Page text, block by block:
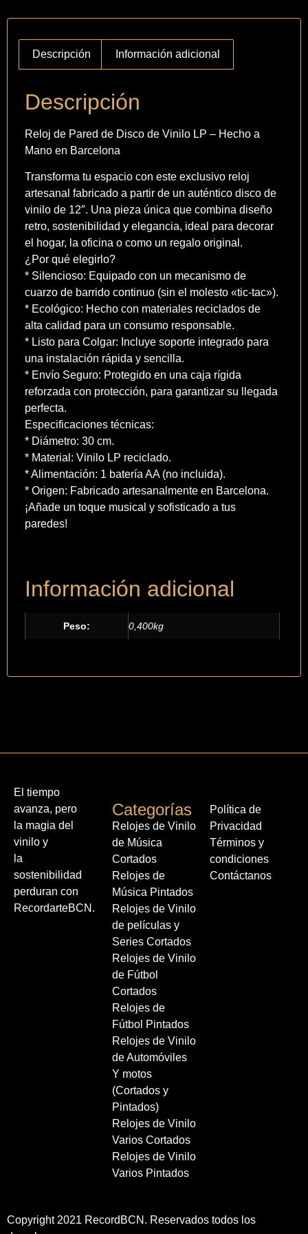
Descripción Información adicional
Descripción
Reloj de Pared de Disco de Vinilo LP – Hecho a
Mano en Barcelona
Transforma tu espacio con este exclusivo reloj
artesanal fabricado a partir de un auténtico disco de
vinilo de 12″. Una pieza única que combina diseño
retro, sostenibilidad y elegancia, ideal para decorar
el hogar, la oficina o como un regalo original.
¿Por qué elegirlo?
* Silencioso: Equipado con un mecanismo de
cuarzo de barrido continuo (sin el molesto «tic-tac»).
* Ecológico: Hecho con materiales reciclados de
alta calidad para un consumo responsable.
* Listo para Colgar: Incluye soporte integrado para
una instalación rápida y sencilla.
* Envío Seguro: Protegido en una caja rígida
reforzada con protección, para garantizar su llegada
perfecta.
Especificaciones técnicas:
* Diámetro: 30 cm.
* Material: Vinilo LP reciclado.
* Alimentación: 1 batería AA (no incluida).
* Origen: Fabricado artesanalmente en Barcelona.
¡Añade un toque musical y sofisticado a tus
paredes!
Información adicional
Peso: 0,400kg
El tiempo
avanza, pero
la magia del
vinilo y
la
sostenibilidad
perduran con
RecordarteBCN.
Categorías
Relojes de Vinilo
de Música
Cortados
Relojes de
Música Pintados
Relojes de Vinilo
de películas y
Series Cortados
Relojes de Vinilo
de Fútbol
Cortados
Relojes de
Fútbol Pintados
Relojes de Vinilo
de Automóviles
Y motos
(Cortados y
Pintados)
Relojes de Vinilo
Varios Cortados
Relojes de Vinilo
Varios Pintados
Política de
Privacidad
Términos y
condiciones
Contáctanos
Copyright 2021 RecordBCN. Reservados todos los